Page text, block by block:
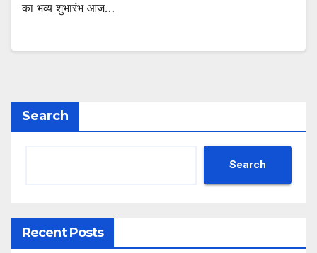
का भव्य शुभारंभ आज…
Search
Search
Recent Posts